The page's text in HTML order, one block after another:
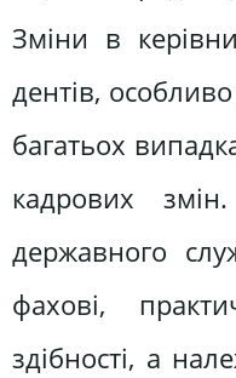
Зміни в
дентів,
багатьох
кадрових
державного
фахові,
здібності, а